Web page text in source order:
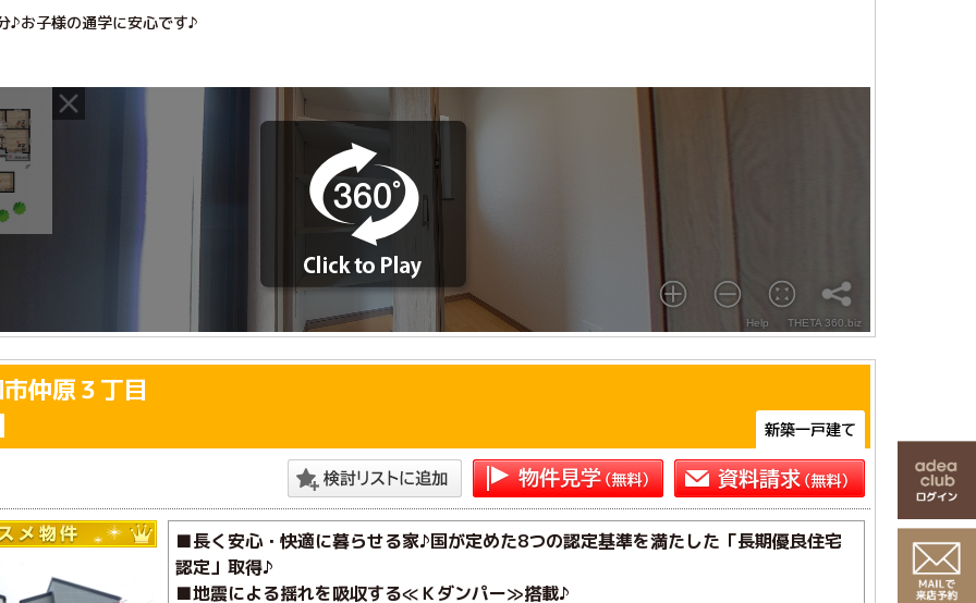
♪お子様の通学に安心です♪
仲原３丁目
■長く安心・快適に暮らせる家♪国が定めた8つの認定基準を満たした「長期優良住宅
認定」取得♪
■地震による揺れを吸収する≪Ｋダンパー≫搭載♪